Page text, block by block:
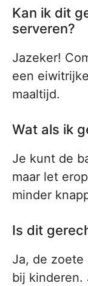
Kan ik dit
serveren?
Jazeker!
een
maaltijd.
Wat als ik
Je kunt de
maar let
minder
Is dit
Ja, de zoete
bij kinderen.